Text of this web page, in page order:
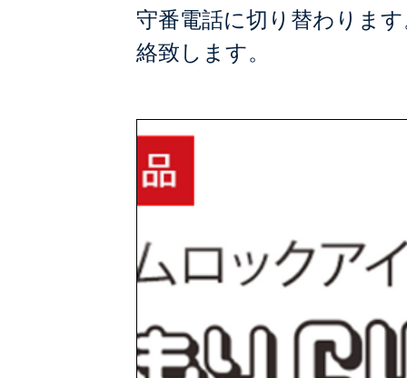
守番電話に切り替わりま
絡致します。